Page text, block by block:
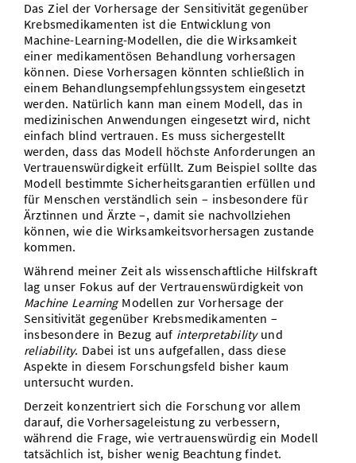
Das Ziel der Vorhersage der Sensitivität gegenüber
Krebsmedikamenten ist die Entwicklung von
Machine-Learning-Modellen, die die Wirksamkeit
einer medikamentösen Behandlung vorhersagen
können. Diese Vorhersagen könnten schließlich in
einem Behandlungsempfehlungssystem eingesetzt
werden. Natürlich kann man einem Modell, das in
medizinischen Anwendungen eingesetzt wird, nicht
einfach blind vertrauen. Es muss sichergestellt
werden, dass das Modell höchste Anforderungen an
Vertrauenswürdigkeit erfüllt. Zum Beispiel sollte das
Modell bestimmte Sicherheitsgarantien erfüllen und
für Menschen verständlich sein – insbesondere für
Ärztinnen und Ärzte –, damit sie nachvollziehen
können, wie die Wirksamkeitsvorhersagen zustande
kommen.
Während meiner Zeit als wissenschaftliche Hilfskraft
lag unser Fokus auf der Vertrauenswürdigkeit von
Machine LearningModellen zur Vorhersage der
Sensitivität gegenüber Krebsmedikamenten –
insbesondere in Bezug auf interpretabilityund
reliability. Dabei ist uns aufgefallen, dass diese
Aspekte in diesem Forschungsfeld bisher kaum
untersucht wurden.
Derzeit konzentriert sich die Forschung vor allem
darauf, die Vorhersageleistung zu verbessern,
während die Frage, wie vertrauenswürdig ein Modell
tatsächlich ist, bisher wenig Beachtung findet.